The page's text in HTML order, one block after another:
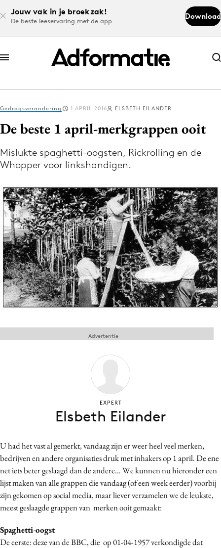
Jouw vak in je broekzak!
De beste leeservaring met de app
Download
Abonneer nu
Abonneer nu
Log in
Download de app
Volg het laatste nieuws via de Adformatie
Menu
Home
9 sept: GenAI-training
12 nov: MarketingLive!
Adverteren
Events
Bureaus
Campagnes
Carriere
Contentmarketing
Craft
Customer Experience
Data & Insights
Gedragsverandering 1 APRIL 2016 ELSBETH EILANDER
De beste 1 april-merkgrappen ooit
Mislukte spaghetti-oogsten, Rickrolling en de
Whopper voor linkshandigen.
U had het vast al gemerkt, vandaag zijn er weer heel veel merken,
bedrijven en andere organisaties druk met inhakers op 1 april. De ene
net iets beter geslaagd dan de andere… We kunnen nu hieronder een
lijst maken van alle grappen die vandaag (of een week eerder) voorbij
zijn gekomen op social media, maar liever verzamelen we de leukste,
meest geslaagde grappen van merken ooit gemaakt:
Spaghetti-oogst
De eerste: deze van de BBC, die op 01-04-1957 verkondigde dat
Advertentie
EXPERT
Elsbeth Eilander